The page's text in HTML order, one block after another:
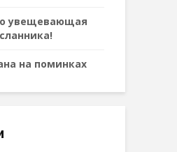
увещевающая
на поминках